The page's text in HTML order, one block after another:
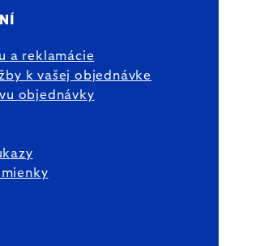
a reklamácie
k vašej objednávke
objednávky